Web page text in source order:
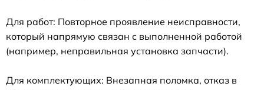
Для работ: Повторное проявление неисправности,
который напрямую связан с выполненной работой
(например, неправильная установка запчасти).
Для комплектующих: Внезапная поломка, отказ в